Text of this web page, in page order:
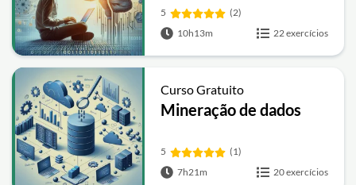
5
(2)
10h13m
22 exercícios
Curso Gratuito
Mineração de dados
5
(1)
7h21m
20 exercícios